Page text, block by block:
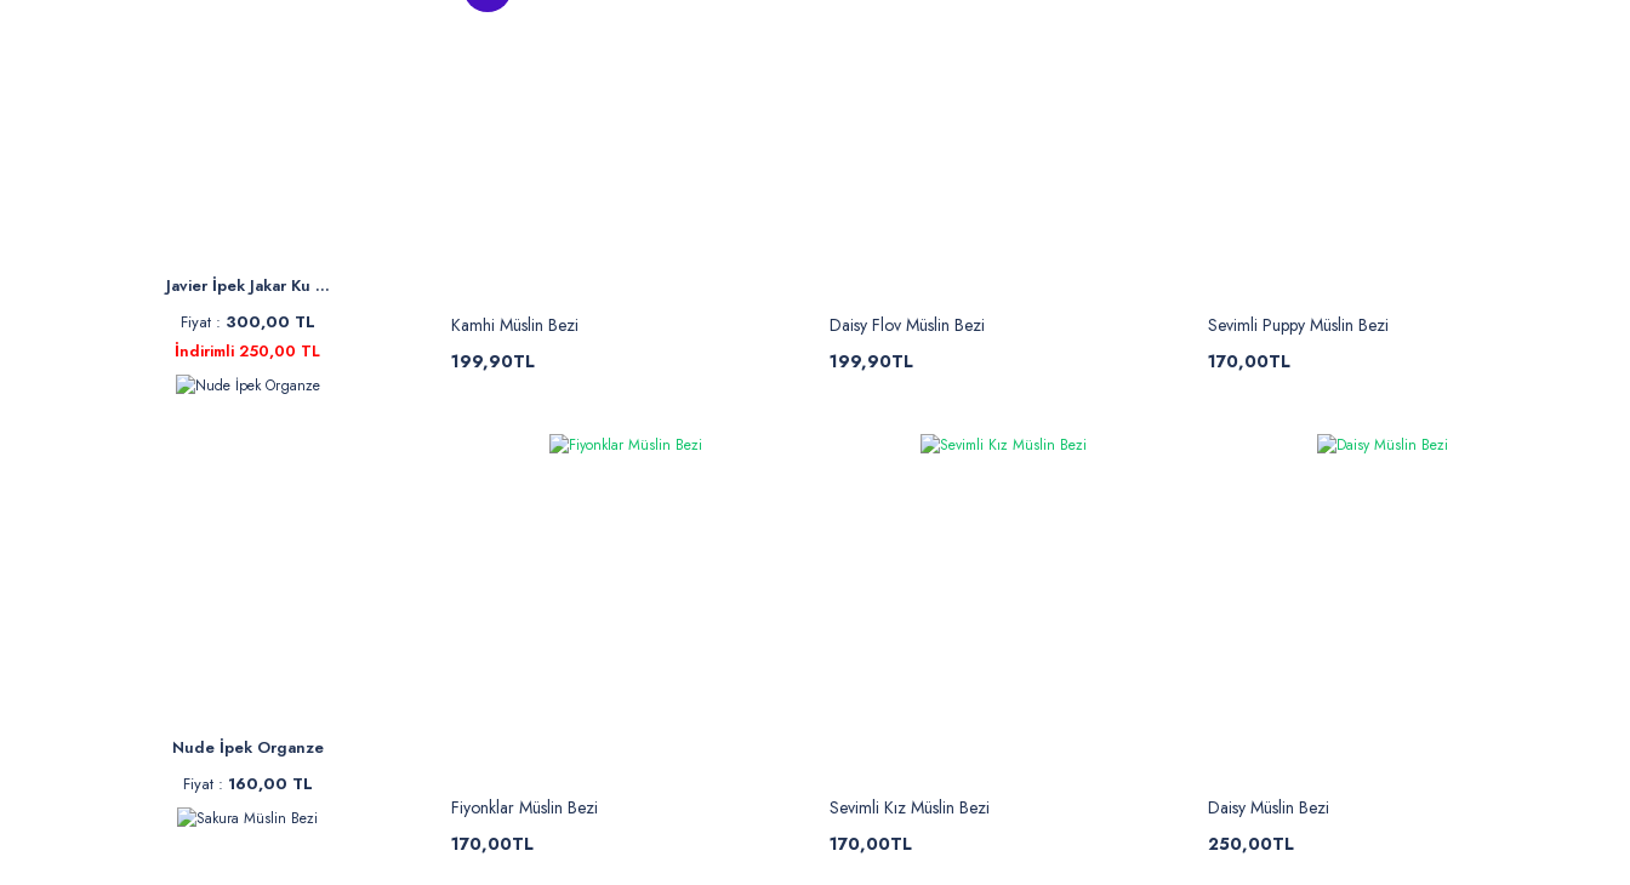
Javier İpek Jakar Ku ...
Fiyat : 300,00 TL
İndirimli 250,00 TL
Nude İpek Organze
Fiyat : 160,00 TL
Kamhi Müslin Bezi
199,90TL
Daisy Flov Müslin Bezi
199,90TL
Sevimli Puppy Müslin Bezi
170,00TL
Fiyonklar Müslin Bezi
170,00TL
Sevimli Kız Müslin Bezi
170,00TL
Daisy Müslin Bezi
250,00TL